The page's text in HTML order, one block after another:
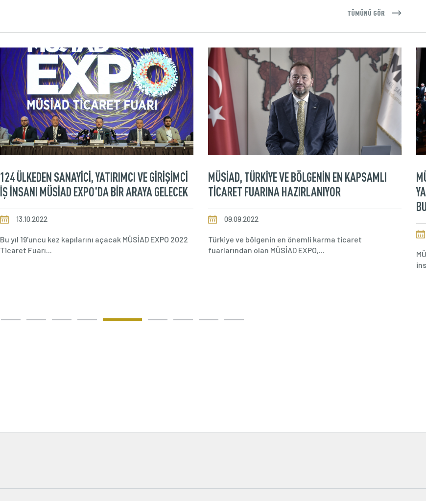
TÜMÜNÜ GÖR
124 ÜLKEDEN SANAYİCİ, YATIRIMCI VE GİRİŞİMCİ
İŞ İNSANI MÜSİAD EXPO'DA BİR ARAYA GELECEK
13.10.2022
Bu yıl 19'uncu kez kapılarını açacak MÜSİAD EXPO 2022
Ticaret Fuarı...
MÜSİAD, TÜRKİYE VE BÖLGENİN EN KAPSAMLI
TİCARET FUARINA HAZIRLANIYOR
09.09.2022
Türkiye ve bölgenin en önemli karma ticaret
fuarlarından olan MÜSİAD EXPO,...